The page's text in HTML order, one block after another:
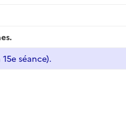
séance).